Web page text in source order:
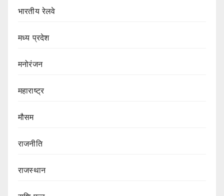
भारतीय रेलवे
मध्य प्रदेश
मनोरंजन
महाराष्ट्र
मौसम
राजनीति
राजस्थान